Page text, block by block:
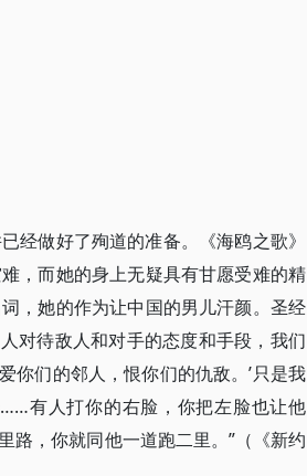
经做好了殉道的准备。《海鸥之歌》
，而她的身上无疑具有甘愿受难的精
，她的作为让中国的男儿汗颜。圣经
对待敌人和对手的态度和手段，我们
你们的邻人，恨你们的仇敌。’只是我
有人打你的右脸，你把左脸也让他
路，你就同他一道跑二里。”（《新约